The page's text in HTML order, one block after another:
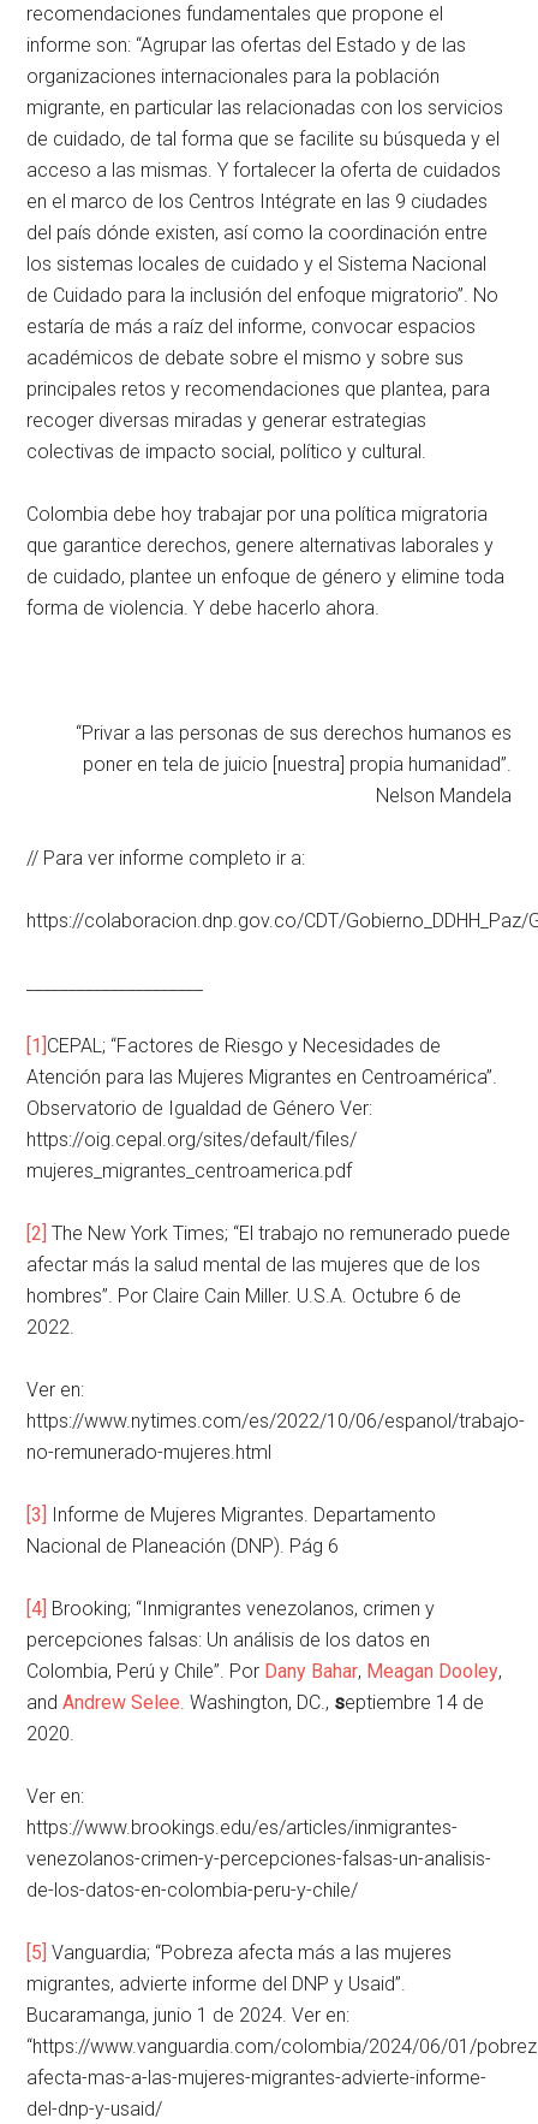
recomendaciones fundamentales que propone el
informe son: “Agrupar las ofertas del Estado y de las
organizaciones internacionales para la población
migrante, en particular las relacionadas con los servicios
de cuidado, de tal forma que se facilite su búsqueda y el
acceso a las mismas. Y fortalecer la oferta de cuidados
en el marco de los Centros Intégrate en las 9 ciudades
del país dónde existen, así como la coordinación entre
los sistemas locales de cuidado y el Sistema Nacional
de Cuidado para la inclusión del enfoque migratorio”. No
estaría de más a raíz del informe, convocar espacios
académicos de debate sobre el mismo y sobre sus
principales retos y recomendaciones que plantea, para
recoger diversas miradas y generar estrategias
colectivas de impacto social, político y cultural.
Colombia debe hoy trabajar por una política migratoria
que garantice derechos, genere alternativas laborales y
de cuidado, plantee un enfoque de género y elimine toda
forma de violencia. Y debe hacerlo ahora.
“Privar a las personas de sus derechos humanos es
poner en tela de juicio [nuestra] propia humanidad”.
Nelson Mandela
// Para ver informe completo ir a:
https://colaboracion.dnp.gov.co/CDT/
[1]CEPAL; “Factores de Riesgo y Necesidades de
Atención para las Mujeres Migrantes en Centroamérica”.
Observatorio de Igualdad de Género Ver:
https://oig.cepal.org/sites/default/files/
mujeres_migrantes_centroamerica.pdf
[2] The New York Times; “El trabajo no remunerado puede
afectar más la salud mental de las mujeres que de los
hombres”. Por Claire Cain Miller. U.S.A. Octubre 6 de
2022.
Ver en:
https://www.nytimes.com/es/2022/10/06/espanol/trabajo-
no-remunerado-mujeres.html
[3] Informe de Mujeres Migrantes. Departamento
Nacional de Planeación (DNP). Pág 6
[4] Brooking; “Inmigrantes venezolanos, crimen y
percepciones falsas: Un análisis de los datos en
Colombia, Perú y Chile”. Por Dany Bahar, Meagan Dooley,
andAndrew Selee. Washington, DC., septiembre 14 de
2020.
Ver en:
https://www.brookings.edu/es/articles/inmigrantes-
venezolanos-crimen-y-percepciones-falsas-un-analisis-
de-los-datos-en-colombia-peru-y-chile/
[5] Vanguardia; “Pobreza afecta más a las mujeres
migrantes, advierte informe del DNP y Usaid”.
Bucaramanga, junio 1 de 2024. Ver en:
“https://www.vanguardia.com/colombia/2024/06/01/
afecta-mas-a-las-mujeres-migrantes-advierte-informe-
del-dnp-y-usaid/